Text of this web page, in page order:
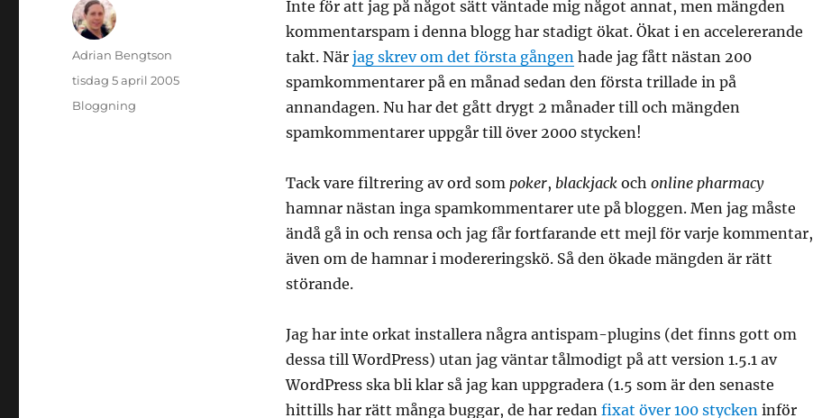
Inte för att jag på något sätt väntade mig något annat, men mängden
kommentarspam i denna blogg har stadigt ökat. Ökat i en accelererande
takt. När jag skrev om det första gångenhade jag fått nästan 200
spamkommentarer på en månad sedan den första trillade in på
annandagen. Nu har det gått drygt 2 månader till och mängden
spamkommentarer uppgår till över 2000 stycken!
Tack vare filtrering av ord som poker, blackjackoch online pharmacy
hamnar nästan inga spamkommentarer ute på bloggen. Men jag måste
ändå gå in och rensa och jag får fortfarande ett mejl för varje kommentar,
även om de hamnar i modereringskö. Så den ökade mängden är rätt
störande.
Jag har inte orkat installera några antispam-plugins (det finns gott om
dessa till WordPress) utan jag väntar tålmodigt på att version 1.5.1 av
WordPress ska bli klar så jag kan uppgradera (1.5 som är den senaste
hittills har rätt många buggar, de har redan fixat över 100 styckeninför
Författare
Adrian Bengtson
Publicerat
den
tisdag 5 april 2005
Kategorier
Bloggning